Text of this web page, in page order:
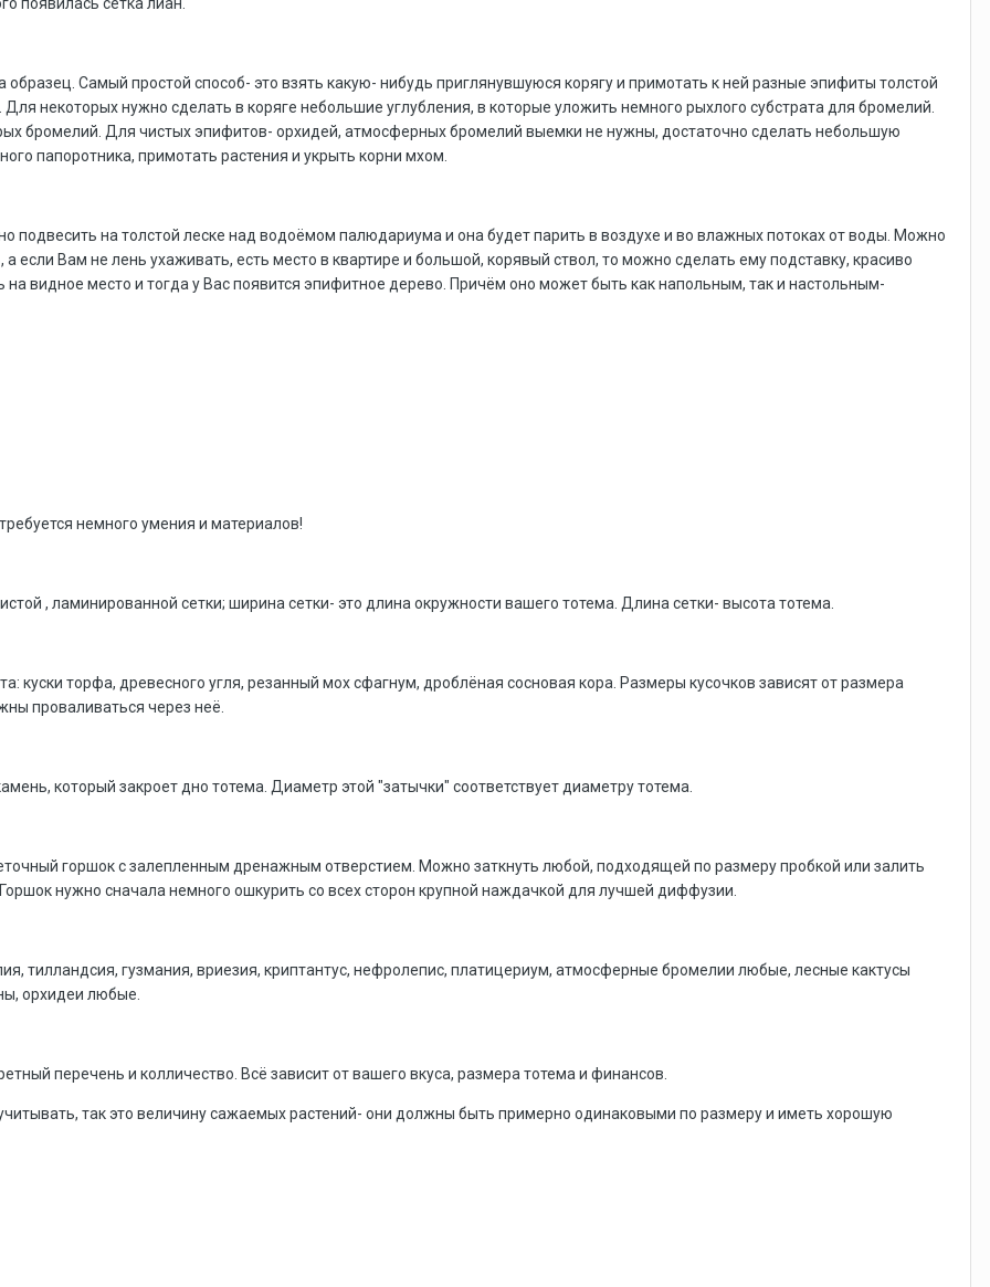
Самый простой способ- это взять какую- нибудь приглянувшуюся корягу и примотать к ней разные эпифиты толстой
некоторых нужно сделать в коряге небольшие углубления, в которые уложить немного рыхлого субстрата для бромелий.
бромелий. Для чистых эпифитов- орхидей, атмосферных бромелий выемки не нужны, достаточно сделать небольшую
папоротника, примотать растения и укрыть корни мхом.
подвесить на толстой леске над водоёмом палюдариума и она будет парить в воздухе и во влажных потоках от воды. Можно
а если Вам не лень ухаживать, есть место в квартире и большой, корявый ствол, то можно сделать ему подставку, красиво
на видное место и тогда у Вас появится эпифитное дерево. Причём оно может быть как напольным, так и настольным-
немного умения и материалов!
, ламинированной сетки; ширина сетки- это длина окружности вашего тотема. Длина сетки- высота тотема.
куски торфа, древесного угля, резанный мох сфагнум, дроблёная сосновая кора. Размеры кусочков зависят от размера
проваливаться через неё.
который закроет дно тотема. Диаметр этой "затычки" соответствует диаметру тотема.
горшок с залепленным дренажным отверстием. Можно заткнуть любой, подходящей по размеру пробкой или залить
нужно сначала немного ошкурить со всех сторон крупной наждачкой для лучшей диффузии.
тилландсия, гузмания, вриезия, криптантус, нефролепис, платицериум, атмосферные бромелии любые, лесные кактусы
орхидеи любые.
перечень и колличество. Всё зависит от вашего вкуса, размера тотема и финансов.
так это величину сажаемых растений- они должны быть примерно одинаковыми по размеру и иметь хорошую